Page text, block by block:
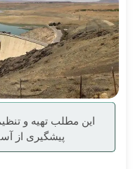
این مطلب تهیه و
پیشگیری از